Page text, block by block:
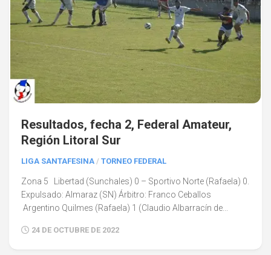
Resultados, fecha 2, Federal Amateur,
Región Litoral Sur
LIGA SANTAFESINA / TORNEO FEDERAL
Zona 5 Libertad (Sunchales) 0 – Sportivo Norte (Rafaela) 0.
Expulsado: Almaraz (SN) Árbitro: Franco Ceballos
Argentino Quilmes (Rafaela) 1 (Claudio Albarracín de...
24 DE OCTUBRE DE 2022